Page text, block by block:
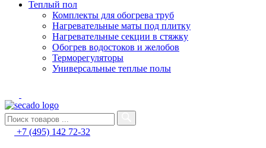
Теплый пол
Комплекты для обогрева труб
Нагревательные маты под плитку
Нагревательные секции в стяжку
Обогрев водостоков и желобов
Терморегуляторы
Универсальные теплые полы
+7 (495) 142 72-32